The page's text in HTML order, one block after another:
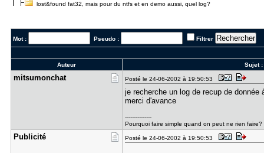
lost&found fat32, mais pour du ntfs et en demo aussi, quel log?
Mot : Pseudo : Filtrer
Auteur Sujet :
mitsumonch​at Posté le 24-06-2002 à 19:50:53
je recherche un log de recup de
merci d'avance
---------------
Pourquoi faire simple quand on peut ne rien faire?
Publicité Posté le 24-06-2002 à 19:50:53